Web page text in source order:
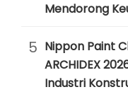
Mendorong
5 Nippon Paint
ARCHIDEX
Industri